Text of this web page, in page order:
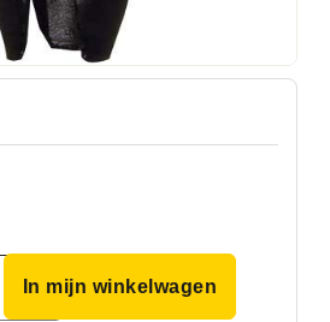
In mijn winkelwagen